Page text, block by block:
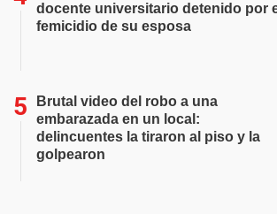
docente universitario detenido por
femicidio de su esposa
Brutal video del robo a una
embarazada en un local:
delincuentes la tiraron al piso y la
golpearon